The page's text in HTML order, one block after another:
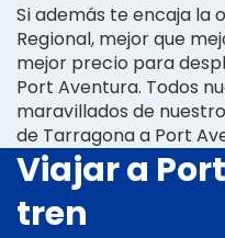
Si además te encaja la
Regional, mejor que
mejor precio para
Port Aventura. Todos
maravillados de
de Tarragona a Port
Viajar a
tren